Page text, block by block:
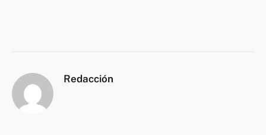
Redacción